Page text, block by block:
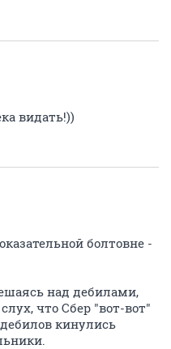
видать!))
болтовне -
над дебилами,
что Сбер "вот-вот"
кинулись